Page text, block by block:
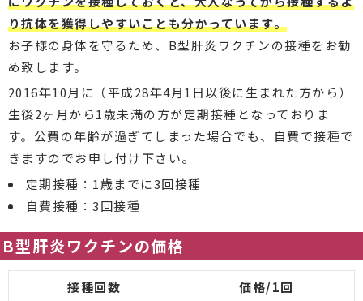
り抗体を獲得しやすいことも分かっています。
お子様の身体を守るため、B型肝炎ワクチンの接種をお勧
め致します。
2016年10月に（平成28年4月1日以後に生まれた方から）
生後2ヶ月から1歳未満の方が定期接種となっておりま
す。公費の年齢が過ぎてしまった場合でも、自費で接種で
きますのでお申し付け下さい。
定期接種：1歳までに3回接種
自費接種：3回接種
B型肝炎ワクチンの価格
接種回数
価格/1回